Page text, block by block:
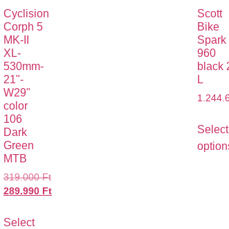
Cyclision
Corph 5
MK-II
XL-
530mm-
21"-
W29"
color
106
Dark
Green
MTB
319.000Ft
289.990 Ft
Select
Scott
Bike
Spark
960
black
L
Select